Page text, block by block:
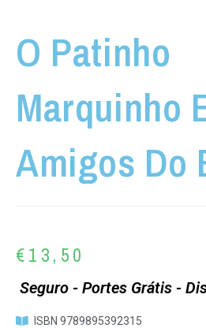
O Patinho
Marquinho
Amigos Do
€13,50
Seguro - Portes Grátis -
ISBN 9789895392315